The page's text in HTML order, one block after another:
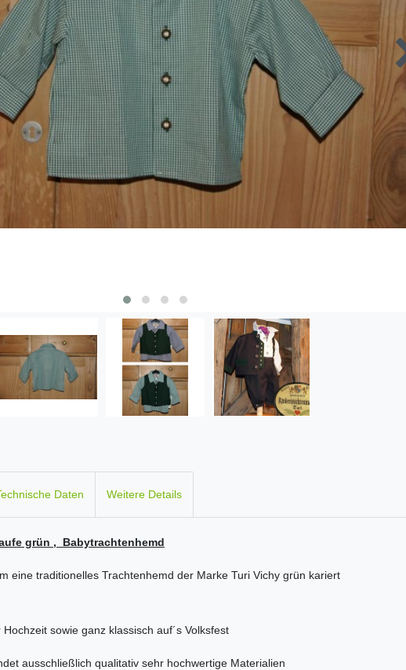
Daten Weitere Details
grün , Babytrachtenhemd
eine traditionelles Trachtenhemd der Marke Turi Vichy grün kariert
sowie ganz klassisch auf´s Volksfest
ausschließlich qualitativ sehr hochwertige Materialien